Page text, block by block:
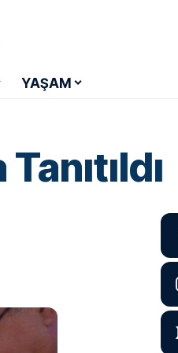
YAŞAM